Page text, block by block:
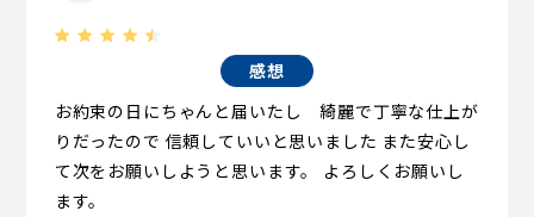
感想
お約束の日にちゃんと届いたし 綺麗で丁寧な仕上が
りだったので 信頼していいと思いました また安心し
て次をお願いしようと思います。 よろしくお願いし
ます。